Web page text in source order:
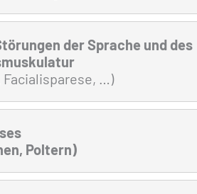
der Sprache und des
Facialisparese, …)
Poltern)